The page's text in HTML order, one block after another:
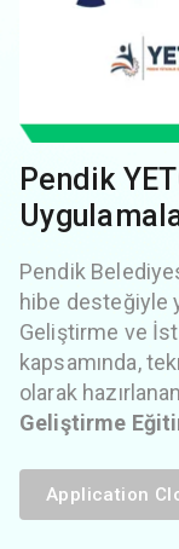
Pendik
Pendik
hibe desteğiyle
Geliştirme ve
kapsamında,
olarak hazırlanan
Geliştirme
Application